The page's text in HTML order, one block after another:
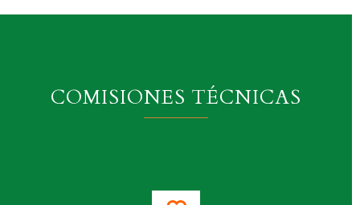
COMISIONES TÉCNICAS